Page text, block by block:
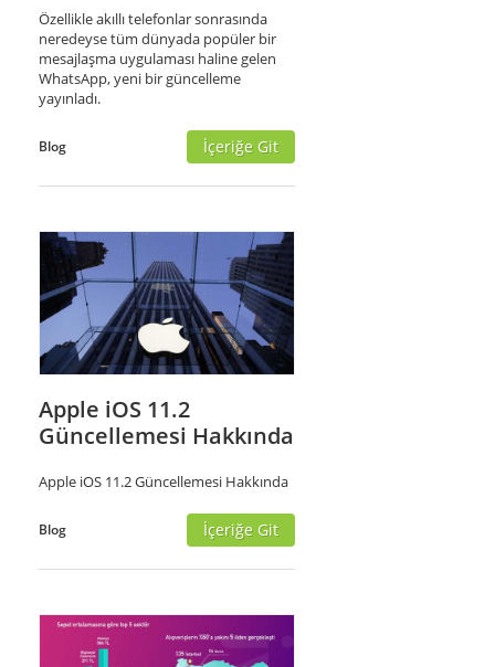
Özellikle akıllı telefonlar sonrasında
neredeyse tüm dünyada popüler bir
mesajlaşma uygulaması haline gelen
WhatsApp, yeni bir güncelleme
yayınladı.
Blog İçeriğe Git
Apple iOS 11.2
Güncellemesi Hakkında
Apple iOS 11.2 Güncellemesi Hakkında
Blog İçeriğe Git